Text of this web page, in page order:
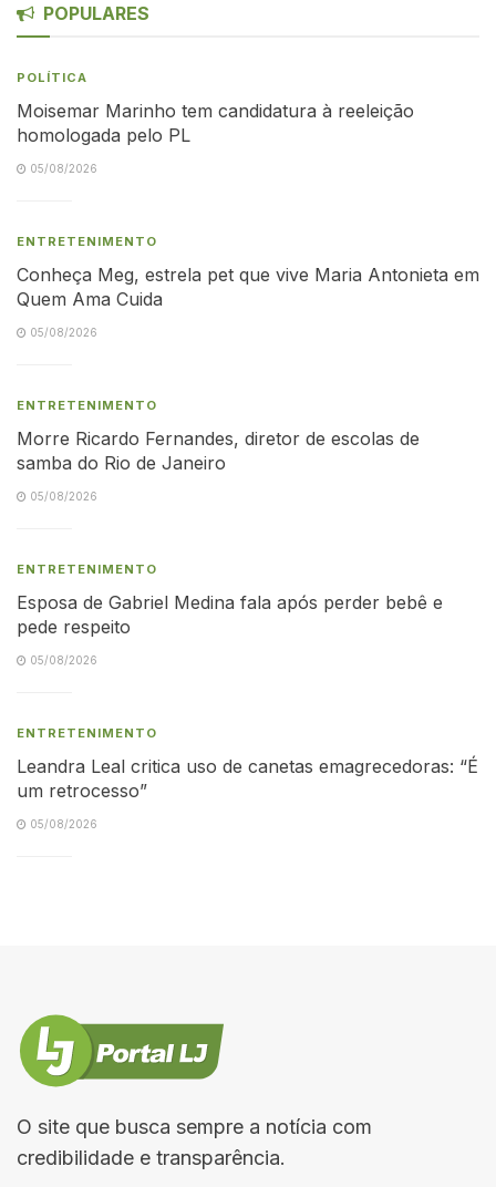
POPULARES
POLÍTICA
Moisemar Marinho tem candidatura à reeleição
homologada pelo PL
05/08/2026
ENTRETENIMENTO
Conheça Meg, estrela pet que vive Maria Antonieta em
Quem Ama Cuida
05/08/2026
ENTRETENIMENTO
Morre Ricardo Fernandes, diretor de escolas de
samba do Rio de Janeiro
05/08/2026
ENTRETENIMENTO
Esposa de Gabriel Medina fala após perder bebê e
pede respeito
05/08/2026
ENTRETENIMENTO
Leandra Leal critica uso de canetas emagrecedoras: “É
um retrocesso”
05/08/2026
O site que busca sempre a notícia com
credibilidade e transparência.